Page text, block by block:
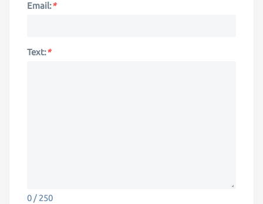
Email:*
Text:*
0 / 250